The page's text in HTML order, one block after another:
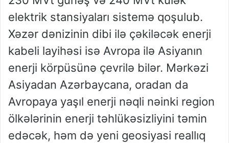
elektrik stansiyaları sistemə qoşulub.
Xəzər dənizinin dibi ilə çəkiləcək enerji
kabeli layihəsi isə Avropa ilə Asiyanın
enerji körpüsünə çevrilə bilər. Mərkəzi
Asiyadan Azərbaycana, oradan da
Avropaya yaşıl enerji nəqli nəinki region
ölkələrinin enerji təhlükəsizliyini təmin
edəcək, həm də yeni geosiyasi reallıq